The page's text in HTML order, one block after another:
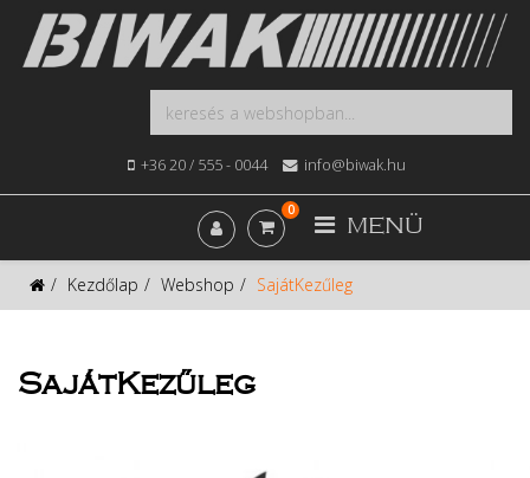
+36 20 / 555 - 0044 info@biwak.hu
MENÜ
0
Kezdőlap Webshop SajátKezűleg
SajátKezűleg